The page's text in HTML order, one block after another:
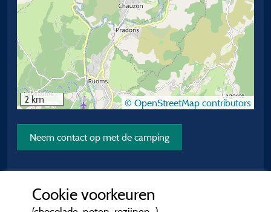
2 km © OpenStreetMap contributors
Neem contact op met de camping
Cookie voorkeuren